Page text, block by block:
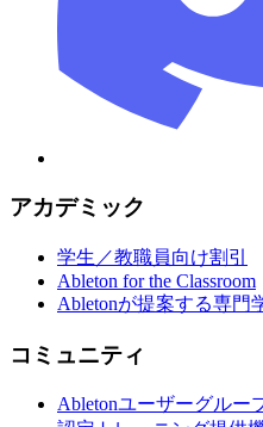
アカデミック
学生／教職員向け割引
Ableton for the Classroom
Abletonが提案する専門
コミュニティ
Abletonユーザーグルー